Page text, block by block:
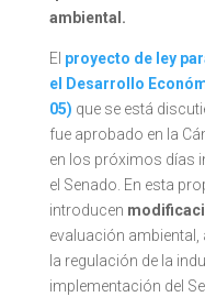
ambiental.
El proyecto de ley
el Desarrollo
05) que se está
fue aprobado en la
en los próximos días
el Senado. En esta
introducen
evaluación ambiental,
la regulación de la
implementación del